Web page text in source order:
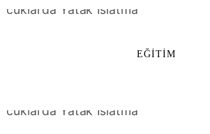
EĞITIM